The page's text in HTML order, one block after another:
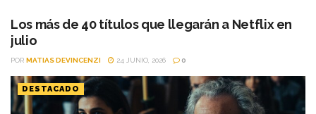
de...
Los más de 40 títulos que llegarán a Netflix en
julio
POR MATIAS DEVINCENZI 24 JUNIO, 2026 0
DESTACADO